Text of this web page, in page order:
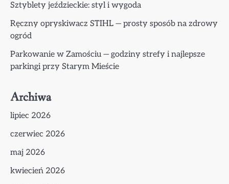
Sztyblety jeździeckie: styl i wygoda
Ręczny opryskiwacz STIHL — prosty sposób na zdrowy
ogród
Parkowanie w Zamościu — godziny strefy i najlepsze
parkingi przy Starym Mieście
Archiwa
lipiec 2026
czerwiec 2026
maj 2026
kwiecień 2026